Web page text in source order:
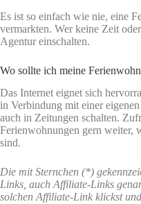
Es ist so einfach wie nie, eine
vermarkten. Wer keine Zeit
Agentur einschalten.
Wo sollte ich meine
Das Internet eignet sich
in Verbindung mit einer
auch in Zeitungen schalten.
Ferienwohnungen gern weiter,
sind.
Die mit Sternchen (*)
Links, auch Affiliate-Links
solchen Affiliate-Link klickst